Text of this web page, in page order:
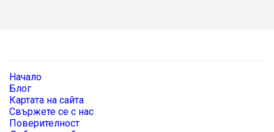
Начало
Блог
Картата на сайта
Свържете се с нас
Поверителност